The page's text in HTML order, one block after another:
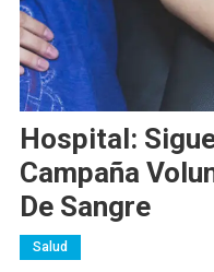
Hospital:
Campaña
De Sangre
Salud